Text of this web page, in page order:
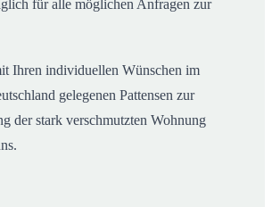
für alle möglichen Anfragen zur
Ihren individuellen Wünschen im
gelegenen Pattensen zur
der stark verschmutzten Wohnung